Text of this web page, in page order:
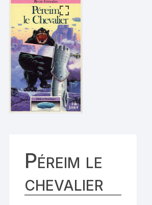
Péreim le
chevalier